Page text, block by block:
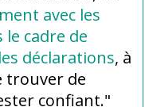
avec les
le cadre de
déclarations, à
trouver de
confiant."